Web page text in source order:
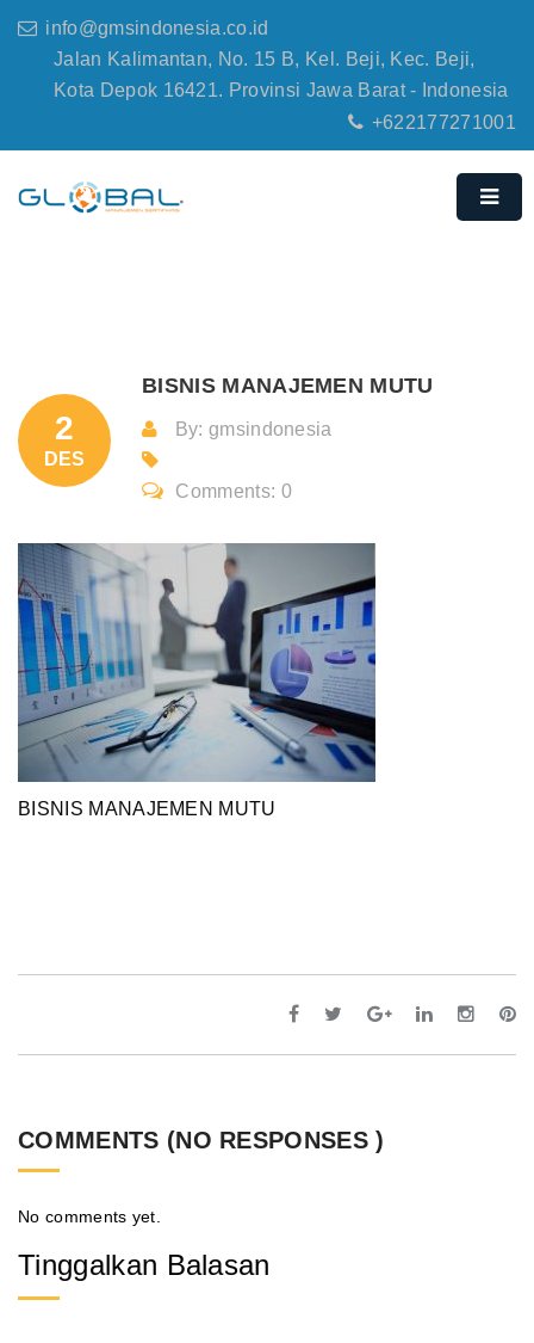
info@gmsindonesia.co.id
Jalan Kalimantan, No. 15 B, Kel. Beji, Kec. Beji,
Kota Depok 16421. Provinsi Jawa Barat - Indonesia
+622177271001
2
DES
BISNIS MANAJEMEN MUTU
By: gmsindonesia
Comments: 0
BISNIS MANAJEMEN MUTU
COMMENTS (NO RESPONSES )
No comments yet.
Tinggalkan Balasan